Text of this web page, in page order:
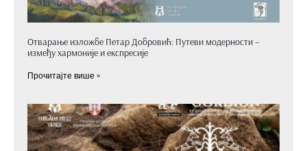
Отварање изложбе Петар Добровић: Путеви модерности –
између хармоније и експресије
Прочитајте више »